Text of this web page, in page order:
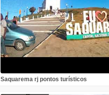
Saquarema rj pontos turísticos